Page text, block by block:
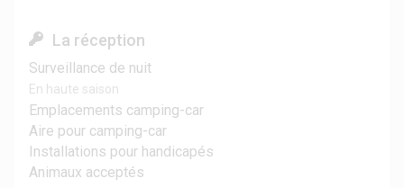
La réception
Surveillance de nuit
En haute saison
Emplacements camping-car
Aire pour camping-car
Installations pour handicapés
Animaux acceptés